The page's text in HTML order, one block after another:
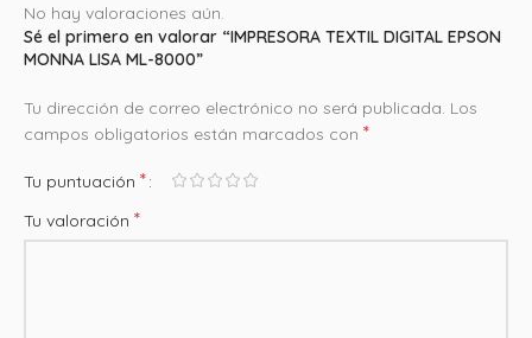
No hay valoraciones aún.
Sé el primero en valorar “IMPRESORA TEXTIL DIGITAL EPSON
MONNA LISA ML-8000”
Tu dirección de correo electrónico no será publicada. Los
campos obligatorios están marcados con *
Tu puntuación *
Tu valoración *